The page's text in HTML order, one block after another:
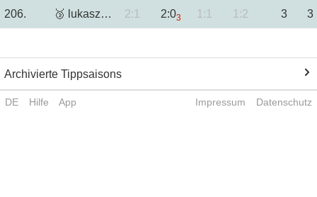
206. 🥉 lukaszbee 2:1 2:03 1:1 1:2 3 3
Archivierte Tippsaisons
DE Hilfe App Impressum Datenschutz